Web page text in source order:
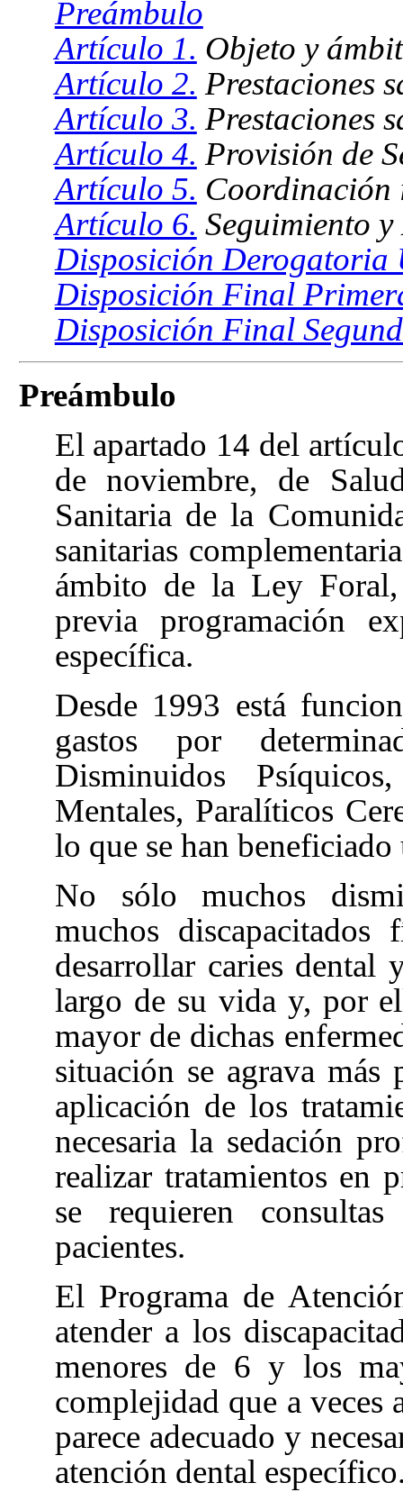
Preámbulo
Artículo 1. Objeto y
Artículo 2. Prestaciones
Artículo 3. Prestaciones
Artículo 4. Provisión de
Artículo 5. Coordinación
Artículo 6. Seguimiento
Disposición Derogatoria
Disposición Final
Disposición Final
Preámbulo
El apartado 14 del
de noviembre, de
Sanitaria de la
sanitarias
ámbito de la Ley Foral,
previa programación
específica.
Desde 1993 está
gastos por
Disminuidos
Mentales, Paralíticos
lo que se han
No sólo muchos
muchos
desarrollar caries dental
largo de su vida y, por
mayor de dichas
situación se agrava
aplicación de los
necesaria la sedación
realizar tratamientos en
se requieren
pacientes.
El Programa de
atender a los
menores de 6 y los
complejidad que a veces
parece adecuado y
atención dental